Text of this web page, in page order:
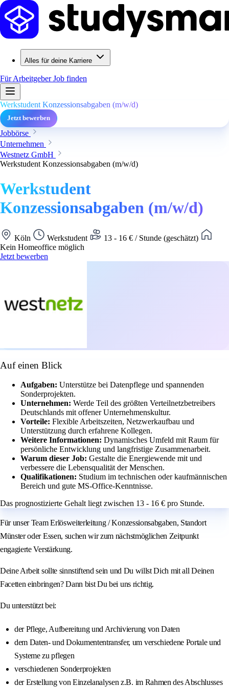
Alles für deine Karriere
Für ArbeitgeberJob finden
Werkstudent Konzessionsabgaben (m/w/d)
Jetzt bewerben
Jobbörse
Unternehmen
Westnetz GmbH
Werkstudent Konzessionsabgaben (m/w/d)
Werkstudent
Konzessionsabgaben (m/w/d)
Köln Werkstudent
13 - 16 € / Stunde (geschätzt)
Kein Homeoffice möglich
Jetzt bewerben
Auf einen Blick
Aufgaben: Unterstütze bei Datenpflege und spannenden
Sonderprojekten.
Unternehmen: Werde Teil des größten Verteilnetzbetreibers
Deutschlands mit offener Unternehmenskultur.
Vorteile: Flexible Arbeitszeiten, Netzwerkaufbau und
Unterstützung durch erfahrene Kollegen.
Weitere Informationen: Dynamisches Umfeld mit Raum für
persönliche Entwicklung und langfristige Zusammenarbeit.
Warum dieser Job: Gestalte die Energiewende mit und
verbessere die Lebensqualität der Menschen.
Qualifikationen: Studium im technischen oder kaufmännischen
Bereich und gute MS-Office-Kenntnisse.
Das prognostizierte Gehalt liegt zwischen 13 - 16 € pro Stunde.
Für unser Team Erlösweiterleitung / Konzessionsabgaben, Standort
Münster oder Essen, suchen wir zum nächstmöglichen Zeitpunkt
engagierte Verstärkung.
Deine Arbeit sollte sinnstiftend sein und Du willst Dich mit all Deinen
Facetten einbringen? Dann bist Du bei uns richtig.
Du unterstützt bei:
der Pflege, Aufbereitung und Archivierung von Daten
dem Daten- und Dokumententransfer, um verschiedene Portale und
Systeme zu pflegen
verschiedenen Sonderprojekten
der Erstellung von Einzelanalysen z.B. im Rahmen des Abschlusses